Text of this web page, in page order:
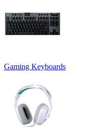
Gaming Keyboards